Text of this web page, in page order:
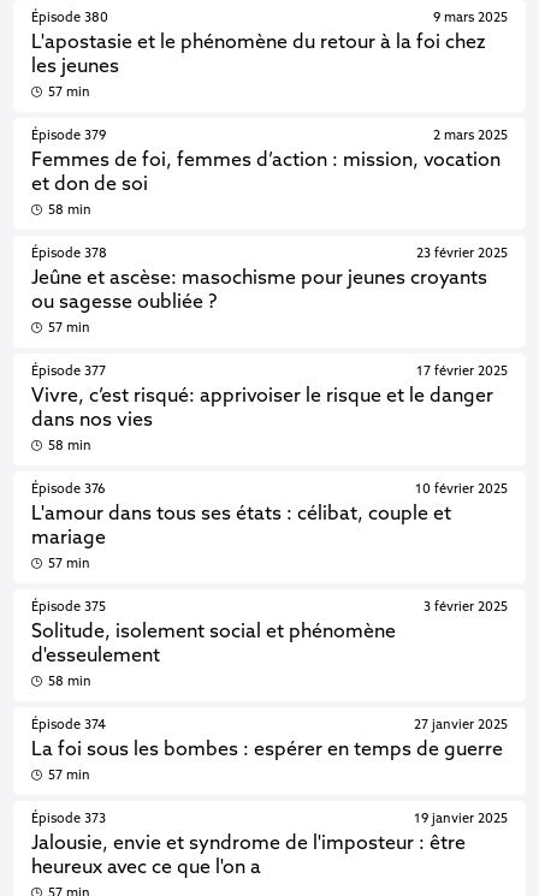
Épisode 380
L'apostasie et le phénomène du retour à la foi chez
les jeunes
9 mars 2025
57 min
Épisode 379
Femmes de foi, femmes d’action : mission, vocation
et don de soi
2 mars 2025
58 min
Épisode 378
Jeûne et ascèse: masochisme pour jeunes croyants
ou sagesse oubliée ?
23 février 2025
57 min
Épisode 377
Vivre, c’est risqué: apprivoiser le risque et le danger
dans nos vies
17 février 2025
58 min
Épisode 376
L'amour dans tous ses états : célibat, couple et
mariage
10 février 2025
57 min
Épisode 375
Solitude, isolement social et phénomène
d'esseulement
3 février 2025
58 min
Épisode 374
La foi sous les bombes : espérer en temps de guerre
27 janvier 2025
57 min
Épisode 373
Jalousie, envie et syndrome de l'imposteur : être
heureux avec ce que l'on a
19 janvier 2025